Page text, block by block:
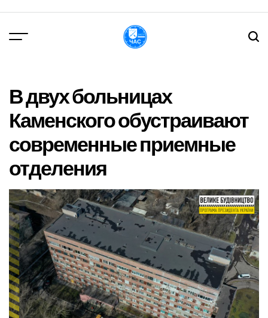
вмісту
В двух больницах
Каменского обустраивают
современные приемные
отделения